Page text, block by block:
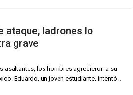
ataque, ladrones lo
grave
asaltantes, los hombres agredieron a su
Eduardo, un joven estudiante, intentó…